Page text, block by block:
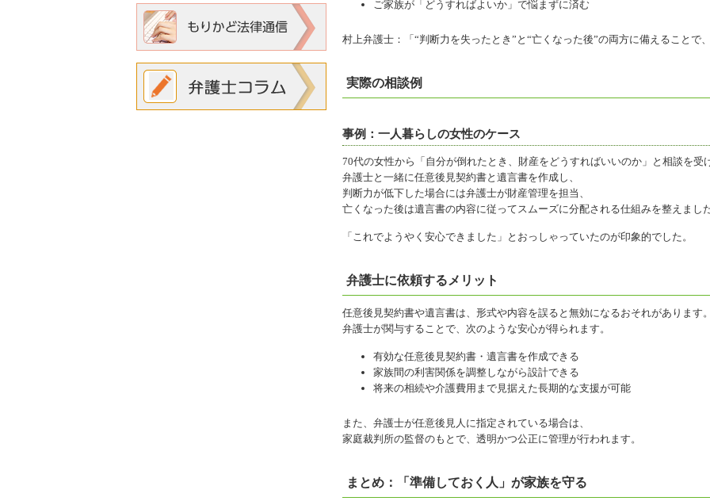
ご家族が「どうすればよいか」で悩まずに済む
村上弁護士：「“判断力を失ったとき”と“亡くなった後”の両方に備えることで
実際の相談例
事例：一人暮らしの女性のケース
70代の女性から「自分が倒れたとき、財産をどうすればいいのか」と相談を受
弁護士と一緒に任意後見契約書と遺言書を作成し、
判断力が低下した場合には弁護士が財産管理を担当、
亡くなった後は遺言書の内容に従ってスムーズに分配される仕組みを整えました
「これでようやく安心できました」とおっしゃっていたのが印象的でした。
弁護士に依頼するメリット
任意後見契約書や遺言書は、形式や内容を誤ると無効になるおそれがあります。
弁護士が関与することで、次のような安心が得られます。
有効な任意後見契約書・遺言書を作成できる
家族間の利害関係を調整しながら設計できる
将来の相続や介護費用まで見据えた長期的な支援が可能
また、弁護士が任意後見人に指定されている場合は、
家庭裁判所の監督のもとで、透明かつ公正に管理が行われます。
まとめ：「準備しておく人」が家族を守る